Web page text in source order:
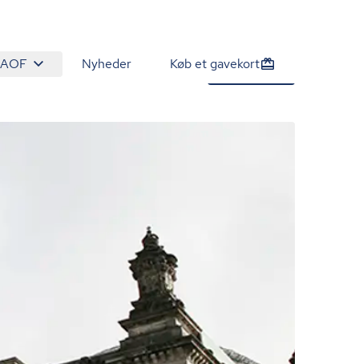
Nyheder Køb et gavekort
1.540 kr. /person Tilmeld nu